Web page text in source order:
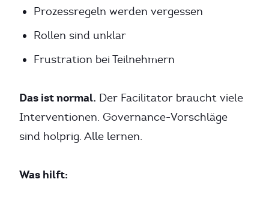
Prozessregeln werden vergessen
Rollen sind unklar
Frustration bei Teilnehmern
Das ist normal. Der Facilitator braucht viele
Interventionen. Governance-Vorschläge
sind holprig. Alle lernen.
Was hilft: